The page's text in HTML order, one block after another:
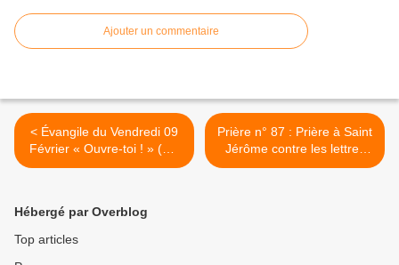
Ajouter un commentaire
< Évangile du Vendredi 09
Février « Ouvre-toi ! » (Mc
7, 31-37) #parti2zero
Prière n° 87 : Prière à Saint
Jérôme contre les lettres
menaçantes, anonymes ou
Hébergé par Overblog
Top articles